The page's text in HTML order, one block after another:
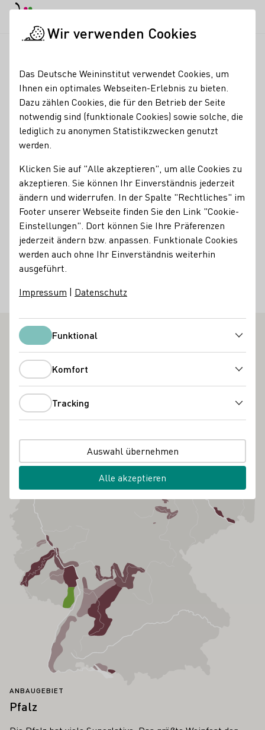
So schmeckt der
Sommer
Offene Verkostung | Tapas vomWeinRestaurant Cuvée
Um 13 und 15 Uhr: Weingutsführung
Tipp: An diesem Wochenende ist Maifest in Maikammer.
Wein- und Sekthaus Schreieck | Hartmannstraße 38 |
67487 Maikammer
Eintritt frei
ANBAUGEBIET
Pfalz
Wir verwenden Cookies
Das Deutsche Weininstitut verwendet Cookies, um
Ihnen ein optimales Webseiten-Erlebnis zu bieten.
Dazu zählen Cookies, die für den Betrieb der Seite
notwendig sind (funktionale Cookies) sowie solche, die
lediglich zu anonymen Statistikzwecken genutzt
werden.
Klicken Sie auf "Alle akzeptieren", um alle Cookies zu
akzeptieren. Sie können Ihr Einverständnis jederzeit
ändern und widerrufen. In der Spalte "Rechtliches" im
Footer unserer Webseite finden Sie den Link "Cookie-
Einstellungen". Dort können Sie Ihre Präferenzen
jederzeit ändern bzw. anpassen. Funktionale Cookies
werden auch ohne Ihr Einverständnis weiterhin
ausgeführt.
Impressum | Datenschutz
FunktionalFunktional
Komfort
Tracking
Auswahl übernehmen
Alle akzeptieren